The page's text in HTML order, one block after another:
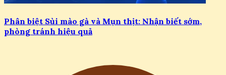
Phân biệt Sùi mào gà và Mụn thịt: Nhận biết sớm,
phòng tránh hiệu quả